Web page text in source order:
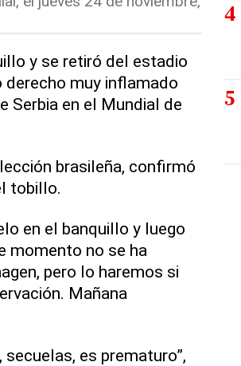
y se retiró del estadio
muy inflamado
Serbia en el Mundial de
brasileña, confirmó
tobillo.
en el banquillo y luego
momento no se ha
pero lo haremos si
Mañana
es prematuro”,